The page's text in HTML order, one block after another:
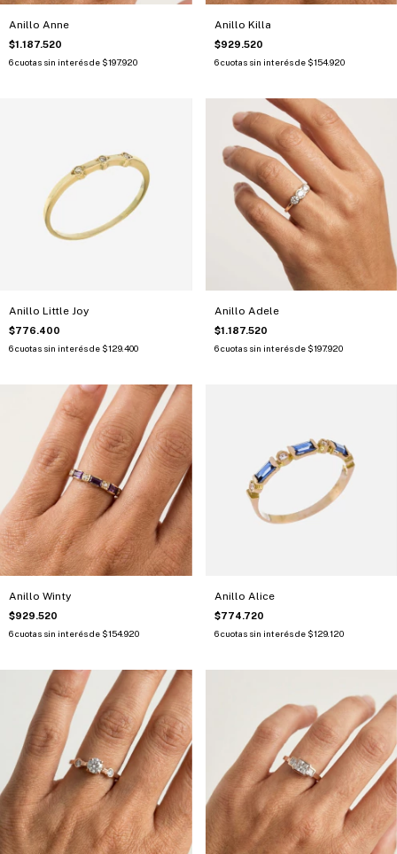
Anillo Anne
$1.187.520
6cuotas sin interés de $197.920
Anillo Killa
$929.520
6 cuotas sin interés de $154.920
Anillo Little Joy
$776.400
6cuotas sin interés de $129.400
Anillo Adele
$1.187.520
6 cuotas sin interés de $197.920
Anillo Winty
$929.520
6cuotas sin interés de $154.920
Anillo Alice
$774.720
6 cuotas sin interés de $129.120